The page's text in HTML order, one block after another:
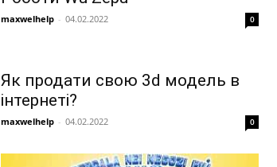
maxwelhelp - 04.02.2022 0
Як продати свою 3d модель в
інтернеті?
maxwelhelp - 04.02.2022 0